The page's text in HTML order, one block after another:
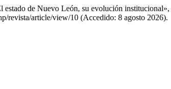
estado de Nuevo León, su evolución institucional»,
revista/article/view/10 (Accedido: 8 agosto 2026).